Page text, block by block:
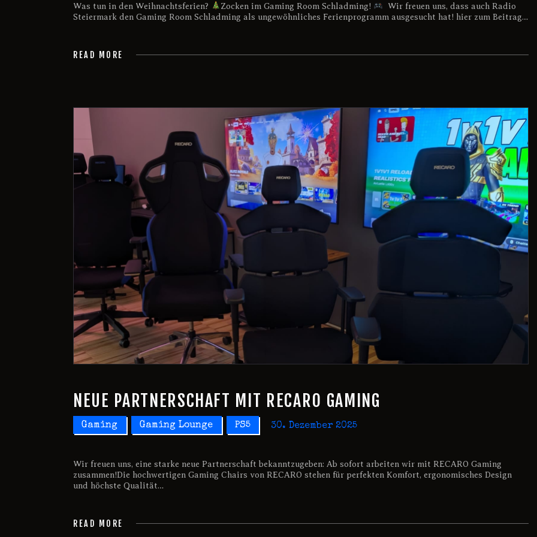
Was tun in den Weihnachtsferien? Zocken im Gaming Room Schladming!
Wir freuen uns, dass auch Radio
Steiermark den Gaming Room Schladming als ungewöhnliches Ferienprogramm ausgesucht hat! hier zum Beitrag…
READ MORE
NEUE PARTNERSCHAFT MIT RECARO GAMING
Gaming Gaming Lounge PS5 30. Dezember 2025
Wir freuen uns, eine starke neue Partnerschaft bekanntzugeben: Ab sofort arbeiten wir mit RECARO Gaming
zusammen!Die hochwertigen Gaming Chairs von RECARO stehen für perfekten Komfort, ergonomisches Design
und höchste Qualität…
READ MORE